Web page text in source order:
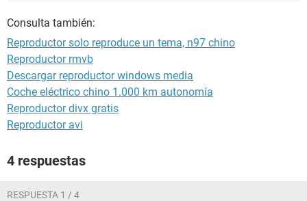
Consulta también:
Reproductor solo reproduce un tema, n97 chino
Reproductor rmvb
Descargar reproductor windows media
Coche eléctrico chino 1.000 km autonomía
Reproductor divx gratis
Reproductor avi
4 respuestas
RESPUESTA 1 / 4